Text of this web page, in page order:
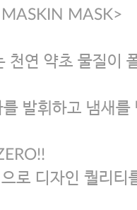
MASKIN MASK>
천연 약초 물질이
발휘하고 냄새를
로 디자인 퀄리티